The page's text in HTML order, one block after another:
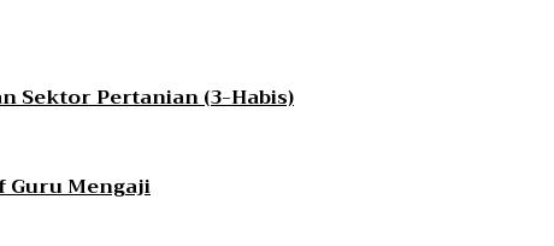
Sektor Pertanian (3-Habis)
Guru Mengaji